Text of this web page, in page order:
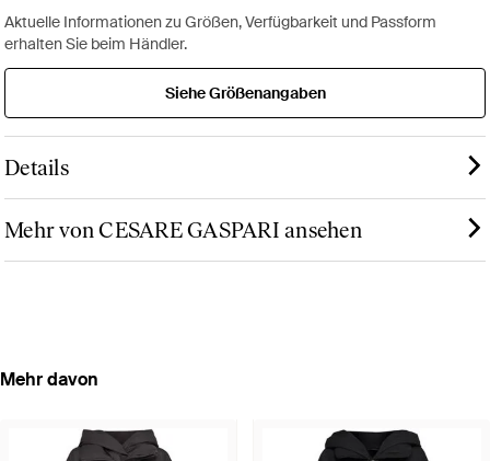
Aktuelle Informationen zu Größen, Verfügbarkeit und Passform
erhalten Sie beim Händler.
Siehe Größenangaben
Details
Mehr von CESARE GASPARI ansehen
Mehr davon